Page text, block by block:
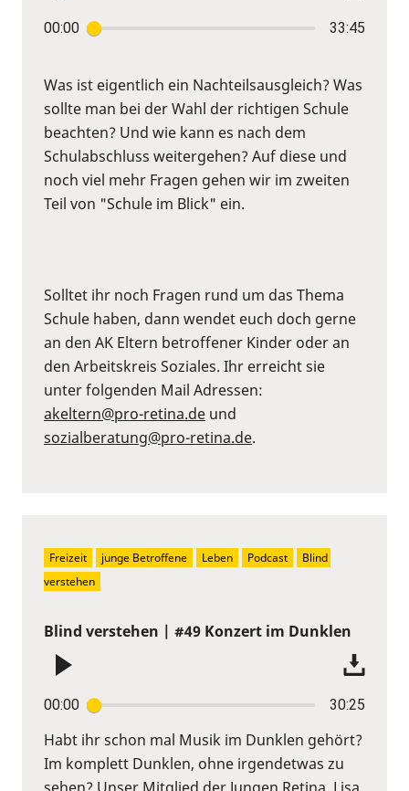
00:00 33:45
Was ist eigentlich ein Nachteilsausgleich? Was
sollte man bei der Wahl der richtigen Schule
beachten? Und wie kann es nach dem
Schulabschluss weitergehen? Auf diese und
noch viel mehr Fragen gehen wir im zweiten
Teil von "Schule im Blick" ein.
Solltet ihr noch Fragen rund um das Thema
Schule haben, dann wendet euch doch gerne
an den AK Eltern betroffener Kinder oder an
den Arbeitskreis Soziales. Ihr erreicht sie
unter folgenden Mail Adressen:
akeltern@pro-retina.de und
sozialberatung@pro-retina.de.
Blind verstehen | #49 Konzert im Dunklen
00:00 30:25
Habt ihr schon mal Musik im Dunklen gehört?
Im komplett Dunklen, ohne irgendetwas zu
Freizeit junge Betroffene Leben Podcast
Blind
verstehen